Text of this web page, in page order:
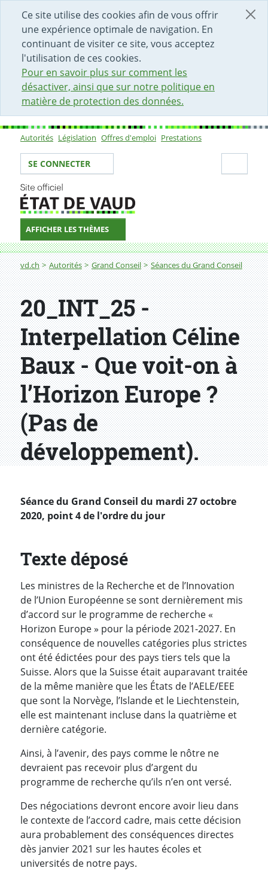
Ce site utilise des cookies afin de vous offrir
une expérience optimale de navigation. En
continuant de visiter ce site, vous acceptez
l'utilisation de ces cookies.
Pour en savoir plus sur comment les
désactiver, ainsi que sur notre politique en
matière de protection des données.
DÉBUT DU CONTENU DE LA PAGE
ACCÈS AU CHAMP DE RECHERCHE
PAGE D'ACCUEIL
FORMULAIRE DE CONTACT
Sous-navigation
Autorités Législation Offres d'emploi Prestations
Votre identité
SE CONNECTER
AFFICHER LES THÈMES
Fil d'Ariane
vd.ch Autorités Grand Conseil Séances du Grand Conseil
20_INT_25 -
Interpellation Céline
Baux - Que voit-on à
l’Horizon Europe ?
(Pas de
développement).
Séance du Grand Conseil du mardi 27 octobre
2020, point 4 de l'ordre du jour
Texte déposé
Les ministres de la Recherche et de l’Innovation
de l’Union Européenne se sont dernièrement mis
d’accord sur le programme de recherche «
Horizon Europe » pour la période 2021-2027. En
conséquence de nouvelles catégories plus strictes
ont été édictées pour des pays tiers tels que la
Suisse. Alors que la Suisse était auparavant traitée
de la même manière que les États de l’AELE/EEE
que sont la Norvège, l’Islande et le Liechtenstein,
elle est maintenant incluse dans la quatrième et
dernière catégorie.
Ainsi, à l’avenir, des pays comme le nôtre ne
devraient pas recevoir plus d’argent du
programme de recherche qu’ils n’en ont versé.
Des négociations devront encore avoir lieu dans
le contexte de l’accord cadre, mais cette décision
aura probablement des conséquences directes
dès janvier 2021 sur les hautes écoles et
universités de notre pays.